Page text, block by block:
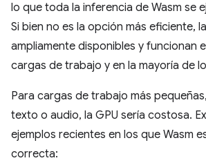
lo que toda la inferencia de Wasm se
Si bien no es la opción más eficiente,
ampliamente disponibles y funcionan
cargas de trabajo y en la mayoría de
Para cargas de trabajo más
texto o audio, la GPU sería costosa.
ejemplos recientes en los que Wasm
correcta: